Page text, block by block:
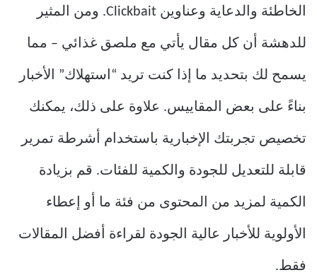
الخاطئة والدعاية وعناوين Clickbait. ومن المثير
للدهشة أن كل مقال يأتي مع ملصق غذائي – مما
يسمح لك بتحديد ما إذا كنت تريد “استهلاك” الأخبار
بناءً على بعض المقاييس. علاوة على ذلك، يمكنك
تخصيص تجربتك الإخبارية باستخدام أشرطة تمرير
قابلة للتعديل للجودة والكمية للفئات. قم بزيادة
الكمية لمزيد من المحتوى من فئة ما أو إعطاء
الأولوية للأخبار عالية الجودة لقراءة أفضل المقالات
فقط.